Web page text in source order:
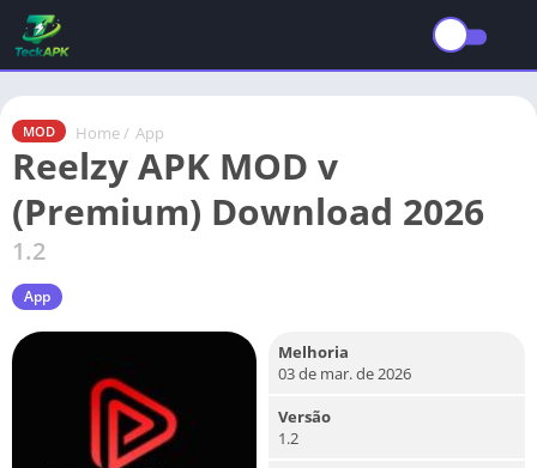
MOD Home / App
Reelzy APK MOD v
(Premium) Download 2026
1.2
App
Melhoria
03 de mar. de 2026
Versão
1.2